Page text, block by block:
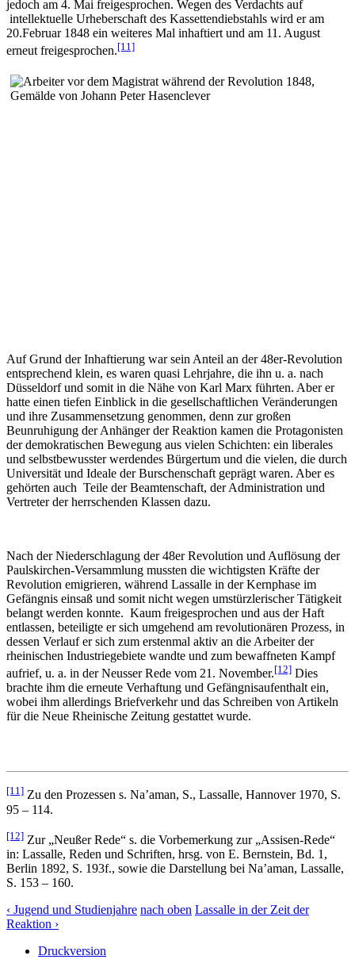
jedoch am 4. Mai freigesprochen. Wegen des Verdachts auf
intellektuelle Urheberschaft des Kassettendiebstahls wird er am
20.Februar 1848 ein weiteres Mal inhaftiert und am 11. August
erneut freigesprochen.[11]
Auf Grund der Inhaftierung war sein Anteil an der 48er-Revolution
entsprechend klein, es waren quasi Lehrjahre, die ihn u. a. nach
Düsseldorf und somit in die Nähe von Karl Marx führten. Aber er
hatte einen tiefen Einblick in die gesellschaftlichen Veränderungen
und ihre Zusammensetzung genommen, denn zur großen
Beunruhigung der Anhänger der Reaktion kamen die Protagonisten
der demokratischen Bewegung aus vielen Schichten: ein liberales
und selbstbewusster werdendes Bürgertum und die vielen, die durch
Universität und Ideale der Burschenschaft geprägt waren. Aber es
gehörten auch Teile der Beamten­schaft, der Administration und
Vertreter der herrschenden Klassen dazu.
Nach der Niederschlagung der 48er Revolution und Auflösung der
Paulskirchen-Versammlung mussten die wichtigsten Kräfte der
Revolution emigrieren, während Lassalle in der Kernphase im
Gefängnis einsaß und somit nicht wegen umstürzlerischer Tätigkeit
belangt werden konnte. Kaum freigesprochen und aus der Haft
entlassen, beteiligte er sich umgehend am revolutionären Prozess, in
dessen Verlauf er sich zum erstenmal aktiv an die Arbeiter der
rheinischen Industriegebiete wandte und zum bewaffneten Kampf
aufrief, u. a. in der Neusser Rede vom 21. November.[12] Dies
brachte ihm die erneute Verhaftung und Gefängnisaufenthalt ein,
wobei ihm allerdings Briefverkehr und das Schreiben von Artikeln
für die Neue Rheinische Zeitung gestattet wurde.
[11] Zu den Prozessen s. Na’aman, S., Lassalle, Hannover 1970, S.
95 – 114.
[12] Zur „Neußer Rede“ s. die Vorbemerkung zur „Assisen-Rede“
in: Lassalle, Reden und Schriften, hrsg. von E. Bernstein, Bd. 1,
Berlin 1892, S. 193f., sowie die Darstellung bei Na’aman, Lassalle,
S. 153 – 160.
‹ Jugend und Studienjahre nach oben Lassalle in der Zeit der
Reaktion ›
Druckversion